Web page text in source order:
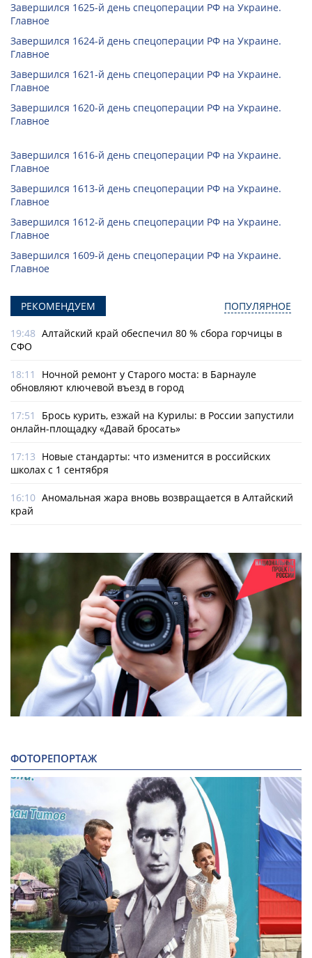
Завершился 1625-й день спецоперации РФ на Украине.
Главное
Завершился 1624-й день спецоперации РФ на Украине.
Главное
Завершился 1621-й день спецоперации РФ на Украине.
Главное
Завершился 1620-й день спецоперации РФ на Украине.
Главное
Завершился 1616-й день спецоперации РФ на Украине.
Главное
Завершился 1613-й день спецоперации РФ на Украине.
Главное
Завершился 1612-й день спецоперации РФ на Украине.
Главное
Завершился 1609-й день спецоперации РФ на Украине.
Главное
РЕКОМЕНДУЕМ ПОПУЛЯРНОЕ
19:48 Алтайский край обеспечил 80 % сбора горчицы в
СФО
18:11
Ночной ремонт у Старого моста: в Барнауле
обновляют ключевой въезд в город
17:51
Брось курить, езжай на Курилы: в России запустили
онлайн-­площадку «Давай бросать»
17:13 Новые стандарты: что изменится в российских
школах с 1 сентября
16:10 Аномальная жара вновь возвращается в Алтайский
край
ФОТОРЕПОРТАЖ